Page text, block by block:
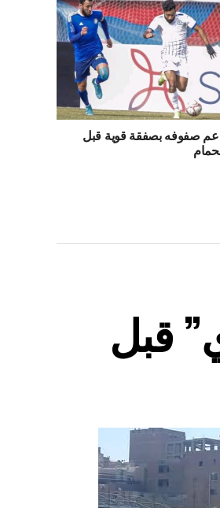
صفوفه بصفقة قوية قبل
قبل